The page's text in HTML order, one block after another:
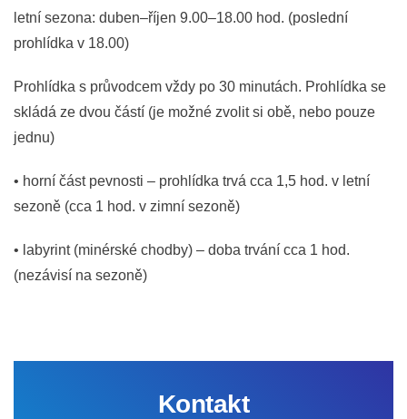
letní sezona: duben–říjen 9.00–18.00 hod. (poslední
prohlídka v 18.00)
Prohlídka s průvodcem vždy po 30 minutách. Prohlídka se
skládá ze dvou částí (je možné zvolit si obě, nebo pouze
jednu)
• horní část pevnosti – prohlídka trvá cca 1,5 hod. v letní
sezoně (cca 1 hod. v zimní sezoně)
• labyrint (minérské chodby) – doba trvání cca 1 hod.
(nezávisí na sezoně)
Kontakt